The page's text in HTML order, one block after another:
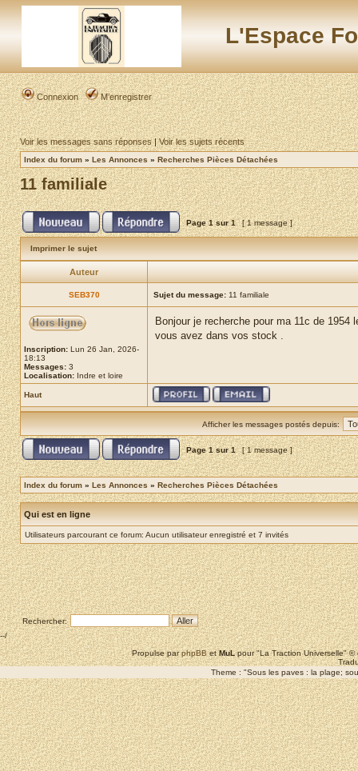
L'Espace
Connexion M’enregistrer
Voir les messages sans réponses|Voir les sujets récents
Index du forum » Les Annonces » Recherches Pièces Détachées
11 familiale
Page1sur1 [ 1 message ]
Imprimer le sujet
Auteur
SEB370 Sujet du message: 11 familiale
Inscription: Lun 26 Jan, 2026-
18:13
Messages: 3
Localisation: Indre et loire
Bonjour je recherche pour ma 11c de
vous avez dans vos stock .
Haut
Afficher les messages postés depuis:
Page1sur1 [ 1 message ]
Index du forum » Les Annonces » Recherches Pièces Détachées
Qui est en ligne
Utilisateurs parcourant ce forum: Aucun utilisateur enregistré et 7 invités
Rechercher:
--/
Propulse parphpBBetMuLpour "La Traction Universelle"
Theme : "Sous les paves : la plage;